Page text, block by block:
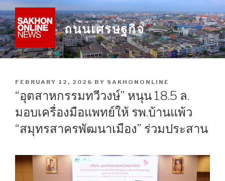
to
content
ถนนเศรษฐกิจ
POSTED
ON
FEBRUARY 12, 2026 BY SAKHONONLINE
“อุตสาหกรรมทวีวงษ์” หนุน 18.5 ล.
มอบเครื่องมือแพทย์ให้ รพ.บ้านแพ้ว
“สมุทรสาครพัฒนาเมือง” ร่วมประสาน